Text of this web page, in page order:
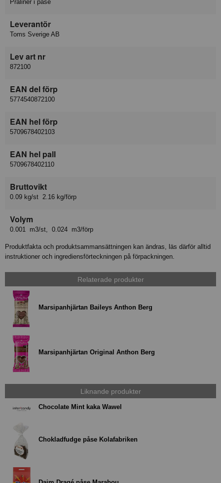
Praliner i påse
Leverantör
Toms Sverige AB
Lev art nr
872100
EAN del förp
5774540872100
EAN hel förp
5709678402103
EAN hel pall
5709678402110
Bruttovikt
0.09 kg/st 2.16 kg/förp
Volym
0.001 m3/st, 0.024 m3/förp
Produktfakta och produktsammansättningen kan ändras, läs därför alltid
instruktioner och ingrediensförteckningen på förpackningen.
Relaterade produkter
Marsipanhjärtan Baileys Anthon Berg
Marsipanhjärtan Original Anthon Berg
Liknande produkter
Chocolate Mint kaka Wawel
Chokladfudge påse Kolafabriken